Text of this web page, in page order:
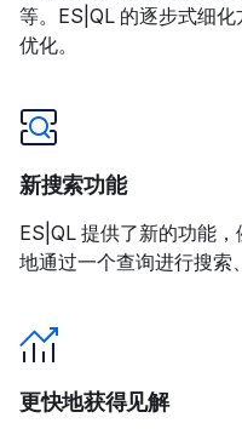
等。ES|QL 的逐步式细
优化。
新搜索功能
ES|QL 提供了新的功能
地通过一个查询进行搜索
更快地获得见解